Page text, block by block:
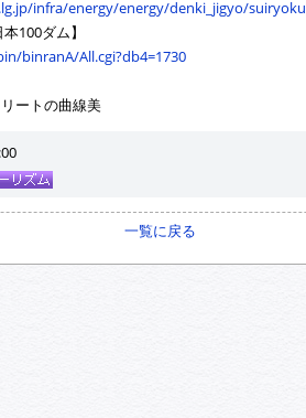
infra/energy/energy/denki_jigyo/
100ダム】
binranA/All.cgi?db4=1730
ートの曲線美
一覧に戻る